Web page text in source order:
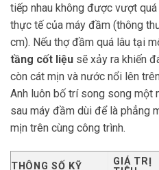
tiếp nhau không được vượt
thực tế của máy đầm (thông
cm). Nếu thợ đầm quá lâu tại
tầng cốt liệu sẽ xảy ra khiến
còn cát mịn và nước nổi lên
Anh luôn bố trí song song một
sau máy đầm dùi để là phẳng
mịn trên cùng công trình.
THÔNG SỐ KỸ
GIÁ TRỊ